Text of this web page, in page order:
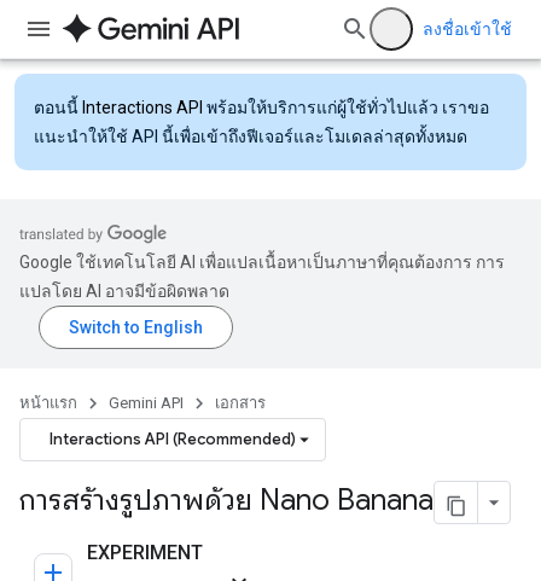
ลงชื่อเข้าใช้
ตอนนี้ Interactions API พร้อมให้บริการแก่ผู้ใช้ทั่วไปแล้ว เราขอ
แนะนำให้ใช้ API นี้เพื่อเข้าถึงฟีเจอร์และโมเดลล่าสุดทั้งหมด
Google ใช้เทคโนโลยี AI เพื่อแปลเนื้อหาเป็นภาษาที่คุณต้องการ การ
แปลโดย AI อาจมีข้อผิดพลาด
หน้าแรก Gemini API เอกสาร
Interactions API (Recommended)
การสร้างรูปภาพด้วย Nano Banana